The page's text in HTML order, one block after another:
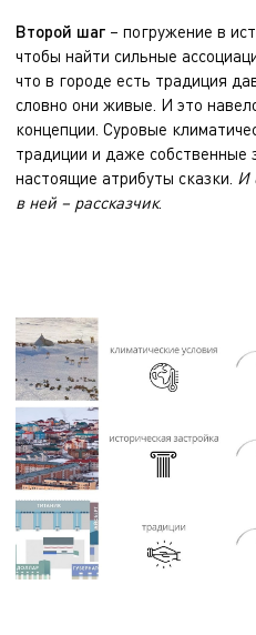
Второй шаг – погружение в
чтобы найти сильные
что в городе есть традиция
словно они живые. И это
концепции. Суровые
традиции и даже собственные
настоящие атрибуты сказки. И
в ней – рассказчик.